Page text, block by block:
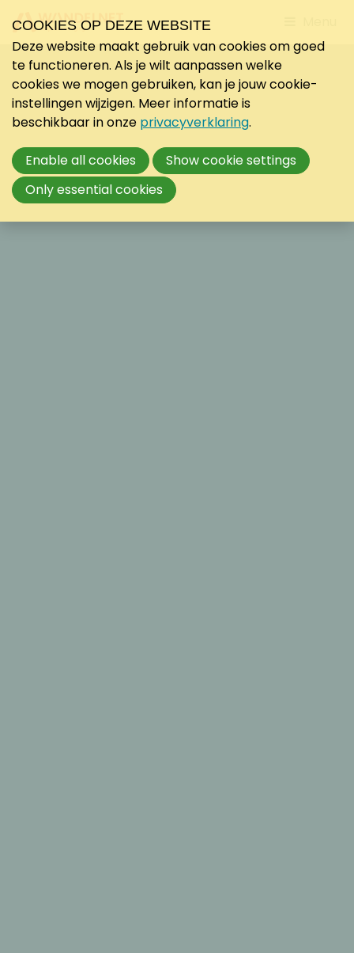
to
COOKIES OP DEZE WEBSITE
Deze website maakt gebruik van cookies om goed
te functioneren. Als je wilt aanpassen welke
cookies we mogen gebruiken, kan je jouw cookie-
instellingen wijzigen. Meer informatie is
beschikbaar in onze privacyverklaring.
Enable all cookies
Show cookie settings
Only essential cookies